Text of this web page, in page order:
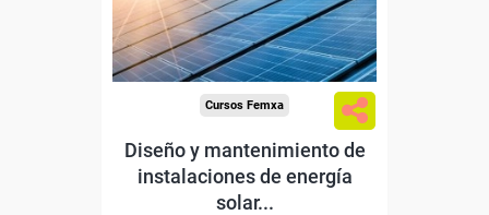
Sector
-Metal.
Cursos Femxa
Diseño y mantenimiento de
instalaciones de energía
solar...